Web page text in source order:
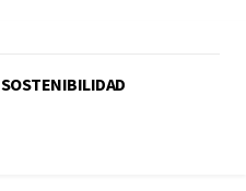
SOSTENIBILIDAD